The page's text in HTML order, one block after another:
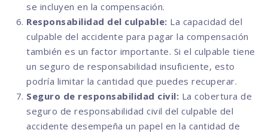
se incluyen en la compensación.
Responsabilidad del culpable: La capacidad del
culpable del accidente para pagar la compensación
también es un factor importante. Si el culpable tiene
un seguro de responsabilidad insuficiente, esto
podría limitar la cantidad que puedes recuperar.
Seguro de responsabilidad civil: La cobertura de
seguro de responsabilidad civil del culpable del
accidente desempeña un papel en la cantidad de